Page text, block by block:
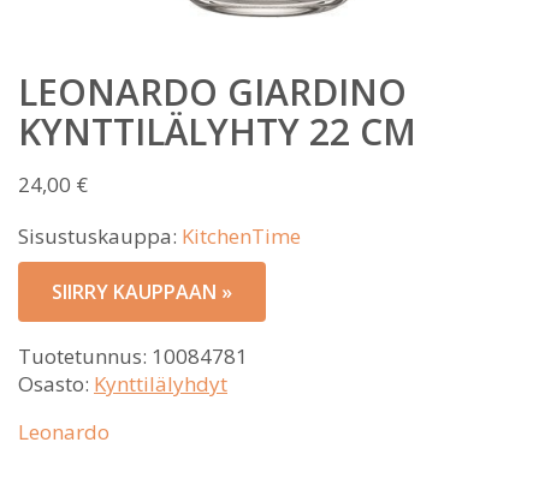
LEONARDO GIARDINO
KYNTTILÄLYHTY 22 CM
24,00 €
Sisustuskauppa: KitchenTime
SIIRRY KAUPPAAN »
Tuotetunnus: 10084781
Osasto: Kynttilälyhdyt
Leonardo